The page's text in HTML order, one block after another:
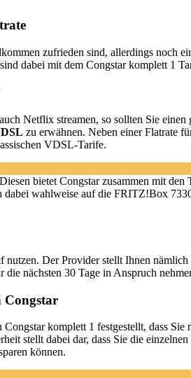
zufrieden sind, allerdings noch
dabei mit dem Congstar komplett 1
Netflix streamen, so sollten Sie
zu erwähnen. Neben einer Flatrate
VDSL-Tarife.
bietet Congstar zusammen mit
wahlweise auf die FRITZ!Box
nutzen. Der Provider stellt Ihnen
nächsten 30 Tage in Anspruch
Congstar
komplett 1 festgestellt, dass
stellt dabei dar, dass Sie die
können.